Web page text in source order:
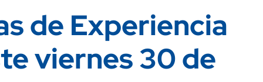
de Experiencia
viernes 30 de